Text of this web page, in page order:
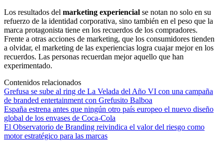
Los resultados del marketing experiencial se notan no solo en su
refuerzo de la identidad corporativa, sino también en el peso que la
marca protagonista tiene en los recuerdos de los compradores.
Frente a otras acciones de marketing, que los consumidores tienden
a olvidar, el marketing de las experiencias logra cuajar mejor en los
recuerdos. Las personas recuerdan mejor aquello que han
experimentado.
Contenidos relacionados
Grefusa se sube al ring de La Velada del Año VI con una campaña
de branded entertainment con Grefusito Balboa
España estrena antes que ningún otro país europeo el nuevo diseño
global de los envases de Coca-Cola
El Observatorio de Branding reivindica el valor del riesgo como
motor estratégico para las marcas